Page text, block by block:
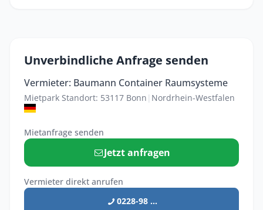
Unverbindliche Anfrage senden
Vermieter: Baumann Container Raumsysteme
Mietpark Standort: 53117 Bonn | Nordrhein-Westfalen
Mietanfrage senden
Jetzt anfragen
Vermieter direkt anrufen
0228-98 ...